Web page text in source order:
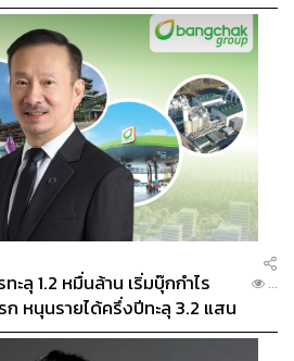
ะลุ 1.2 หมื่นล้าน เริ่มบุ๊กกำไร
ก หนุนรายได้ครึ่งปีทะลุ 3.2 แสน
...